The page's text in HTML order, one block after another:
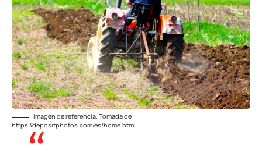
Imagen de referencia. Tomada de
https://depositphotos.com/es/home.html